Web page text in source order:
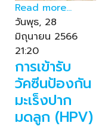
Read more...
วันพุธ, 28
มิถุนายน 2566
21:20
การเข้ารับ
วัคซีนป้องกัน
มะเร็งปาก
มดลูก (HPV)